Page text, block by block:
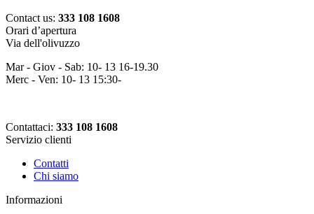
Contact us: 333 108 1608
Orari d’apertura
Via dell'olivuzzo
Mar - Giov - Sab: 10- 13 16-19.30
Merc - Ven: 10- 13 15:30-
Contattaci: 333 108 1608
Servizio clienti
Contatti
Chi siamo
Informazioni